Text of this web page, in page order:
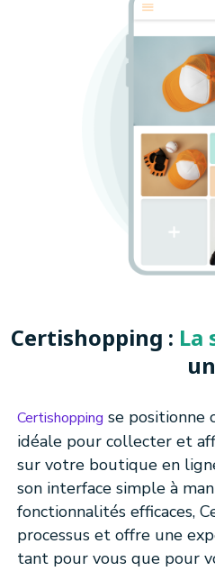
Certishopping : La
un
Certishopping se positionne
idéale pour collecter et
sur votre boutique en
son interface simple à
fonctionnalités efficaces,
processus et offre une
tant pour vous que pour